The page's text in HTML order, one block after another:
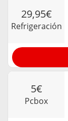
29,95€
refrigeración
5€
pcbox